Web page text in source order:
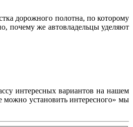
дорожного полотна, по которому
почему же автовладельцы уделяют
интересных вариантов на нашем
можно установить интересного» мы